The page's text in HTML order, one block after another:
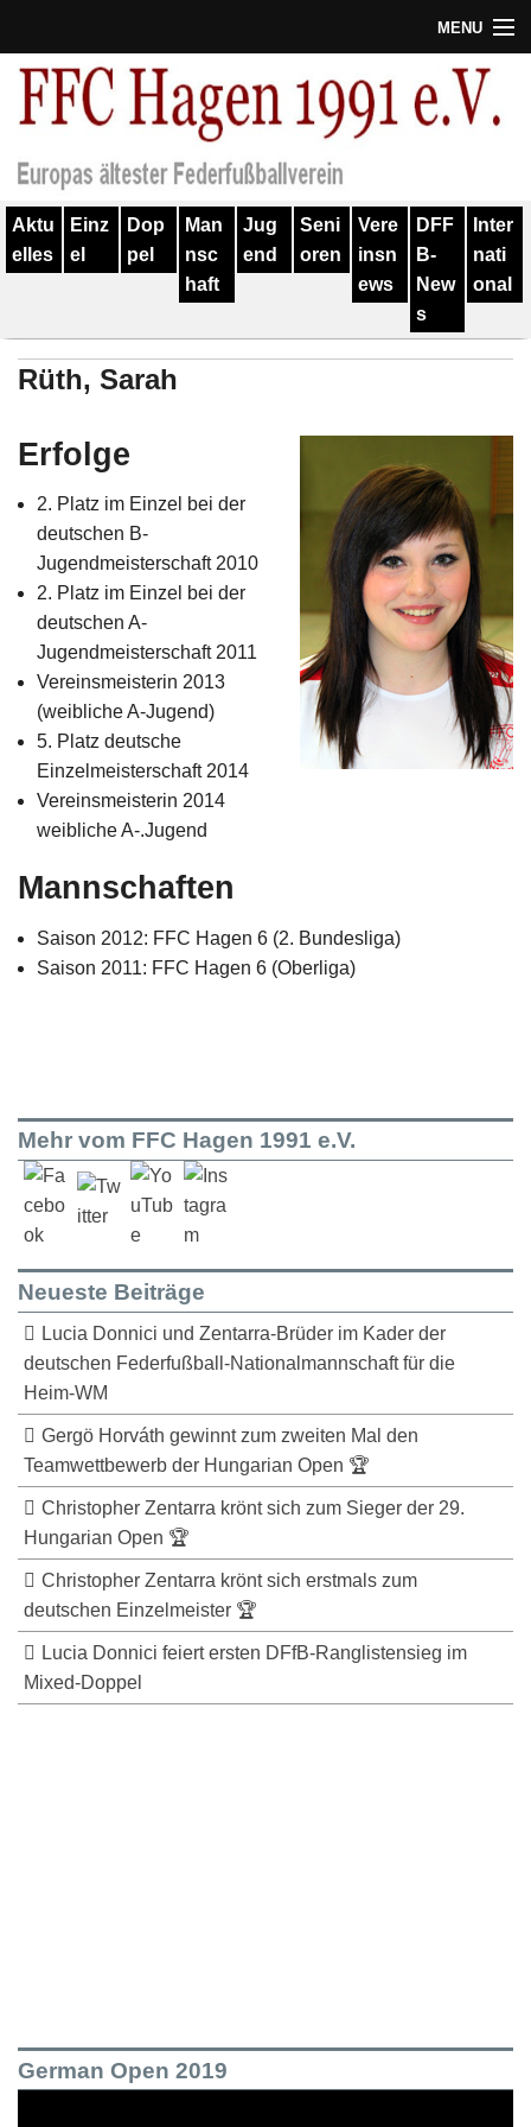
MENU
Termine
Verein
Geschichte
Training
Spieler
Kontakt
Links
Aktu
elles
Einz
el
Dop
pel
Man
nsc
haft
Jug
end
Seni
oren
Vere
insn
ews
DFF
B-
New
s
Inter
nati
onal
Rüth, Sarah
Erfolge
2. Platz im Einzel bei der
deutschen B-
Jugendmeisterschaft 2010
2. Platz im Einzel bei der
deutschen A-
Jugendmeisterschaft 2011
Vereinsmeisterin 2013
(weibliche A-Jugend)
5. Platz deutsche
Einzelmeisterschaft 2014
Vereinsmeisterin 2014
weibliche A-.Jugend
Mannschaften
Saison 2012: FFC Hagen 6 (2. Bundesliga)
Saison 2011: FFC Hagen 6 (Oberliga)
Mehr vom FFC Hagen 1991 e.V.
Neueste Beiträge
Lucia Donnici und Zentarra-Brüder im Kader der
deutschen Federfußball-Nationalmannschaft für die
Heim-WM
Gergö Horváth gewinnt zum zweiten Mal den
Teamwettbewerb der Hungarian Open 🏆
Christopher Zentarra krönt sich zum Sieger der 29.
Hungarian Open 🏆
Christopher Zentarra krönt sich erstmals zum
deutschen Einzelmeister 🏆
Lucia Donnici feiert ersten DFfB-Ranglistensieg im
Mixed-Doppel
German Open 2019